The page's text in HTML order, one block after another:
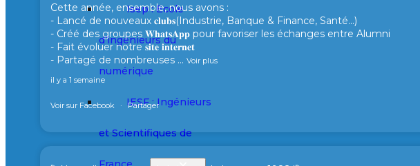
Isep : Ecole
d’ingénieurs du
numérique
IESF : Ingénieurs
et Scientifiques de
Cette année, ensemble, nous avons :
- Lancé de nouveaux 𝐜𝐥𝐮𝐛𝐬(Industrie, Banque & Finance, Santé...)
- Créé des groupes 𝐖𝐡𝐚𝐭𝐬𝐀𝐩𝐩 pour favoriser les échanges entre Alumni
- Fait évoluer notre 𝐬𝐢𝐭𝐞 𝐢𝐧𝐭𝐞𝐫𝐧𝐞𝐭
- Partagé de nombreuses ... Voir plus
il y a 1 semaine
Voir sur Facebook · Partager